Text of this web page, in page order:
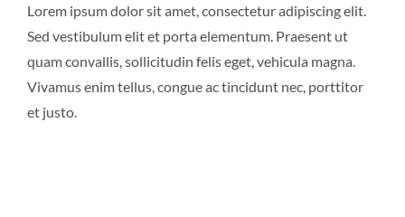
Lorem ipsum dolor sit amet, consectetur adipiscing elit.
Sed vestibulum elit et porta elementum. Praesent ut
quam convallis, sollicitudin felis eget, vehicula magna.
Vivamus enim tellus, congue ac tincidunt nec, porttitor
et justo.